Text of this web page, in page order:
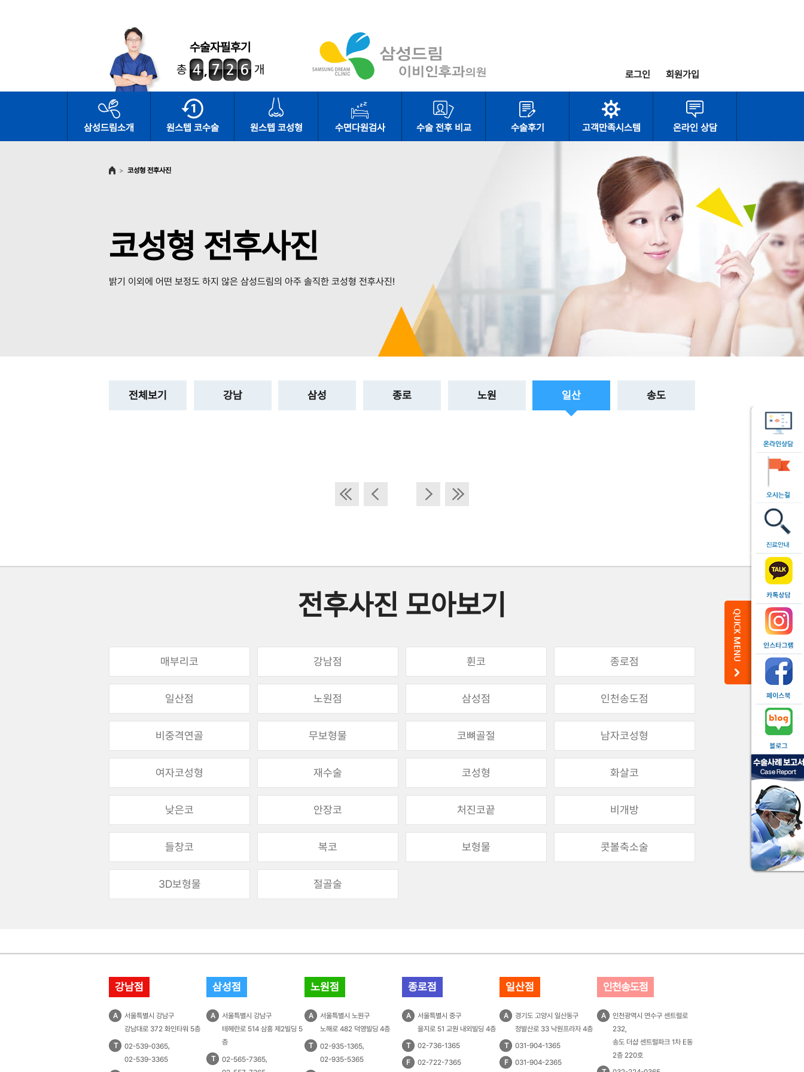
수술자필후기
총
개 로그인 회원가입
삼성드림소개 원스텝 코수술 원스텝 코성형 수면다원검사 수술 전후 비교 수술후기 고객만족시스템 온라인 상담
> 코성형 전후사진
코성형 전후사진
밝기 이외에 어떤 보정도 하지 않은 삼성드림의 아주 솔직한 코성형 전후사진!
전체보기 강남 삼성 종로 노원 일산 송도
전후사진 모아보기
매부리코 강남점 휜코 종로점
일산점 노원점 삼성점 인천송도점
비중격연골 무보형물 코뼈골절 남자코성형
여자코성형 재수술 코성형 화살코
낮은코 안장코 처진코끝 비개방
들창코 복코 보형물 콧볼축소술
3D보형물 절골술
강남점
A
서울특별시 강남구
강남대로 372 화인타워 5층
T
02-539-0365,
02-539-3365
삼성점
A
서울특별시 강남구
테헤란로 514 삼흥 제2빌딩 5
층
T
02-565-7365,
노원점
A
서울특별시 노원구
노해로 482 덕영빌딩 4층
T
02-935-1365,
02-935-5365
종로점
A
서울특별시 중구
을지로 51 교원 내외빌딩 4층
T
02-736-1365
F
02-722-7365
일산점
A
경기도 고양시 일산동구
정발산로 33 낙원프라자 4층
T
031-904-1365
F
031-904-2365
인천송도점
A
인천광역시 연수구 센트럴로
232,
송도 더샵 센트럴파크 1차 E동
2층 220호